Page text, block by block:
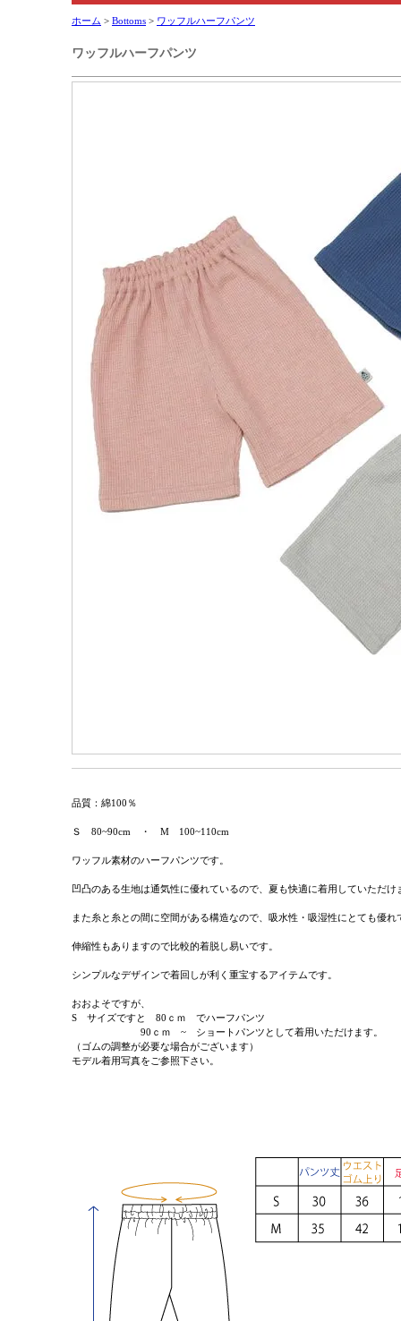
ホーム > Bottoms > ワッフルハーフパンツ
ワッフルハーフパンツ
品質：綿100％
Ｓ 80~90cm ・ M 100~110cm
ワッフル素材のハーフパンツです。
凹凸のある生地は通気性に優れているので、夏も快適に着用していただけ
また糸と糸との間に空間がある構造なので、吸水性・吸湿性にとても優れ
伸縮性もありますので比較的着脱し易いです。
シンプルなデザインで着回しが利く重宝するアイテムです。
おおよそですが、
S サイズですと 80ｃｍ でハーフパンツ
90ｃｍ ~ ショートパンツとして着用いただけます。
（ゴムの調整が必要な場合がございます）
モデル着用写真をご参照下さい。